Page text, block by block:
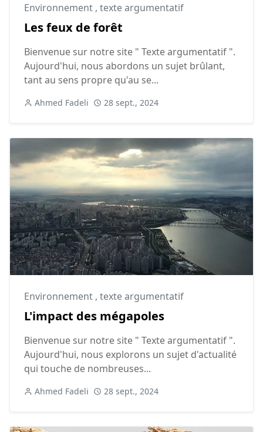
Environnement , texte argumentatif
Les feux de forêt
Bienvenue sur notre site " Texte argumentatif ".
Aujourd'hui, nous abordons un sujet brûlant,
tant au sens propre qu'au se...
Ahmed Fadeli 28 sept., 2024
Environnement , texte argumentatif
L'impact des mégapoles
Bienvenue sur notre site " Texte argumentatif ".
Aujourd'hui, nous explorons un sujet d'actualité
qui touche de nombreuses...
Ahmed Fadeli 28 sept., 2024